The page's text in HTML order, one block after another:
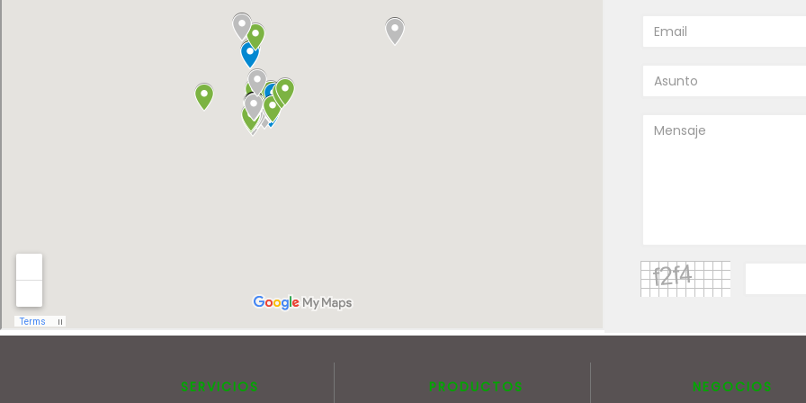
SERVICIOS PRODUCTOS NEGOCIOS